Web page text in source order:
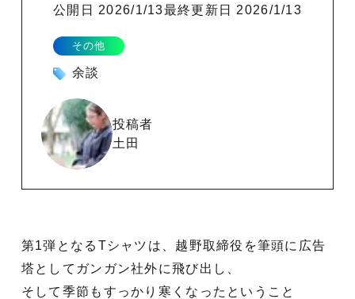
公開日2026/1/13最終更新日2026/1/13
その他
余談
投稿者
土田
第1弾となるTシャツは、越野取締役を筆頭に広告
塔としてガンガン社外に飛び出し、
そして季節もすっかり寒くなったということ